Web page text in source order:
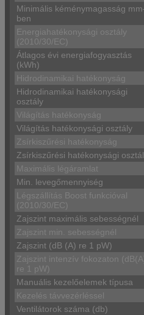
Minimális kéménymagasság
ben
Energiahatékonysági osztály
(2010/30/EC)
Átlagos évi energiafogyasztás
(kWh)
Hidrodinamikai hatékonyság
Hidrodinamikai hatékonysági
osztály
Világítás hatékonyság
Világítás hatékonysági osztály
Zsírkiszűrési hatékonyság
Zsírkiszűrési hatékonysági
Maximális légáramlat
Min. levegőmennyiség
Légszállítás Boost funkcióval
(2010/30/EC)
Zajszint maximális sebességnél
Zajszint min. sebességnél
Zajszint (dB (A) re 1 pW)
Zajszint intenzív fokozaton
re 1 pW)
Manuális kezelőelemek típusa
Kezelés távvezérléssel
Ventilátorok száma (db)